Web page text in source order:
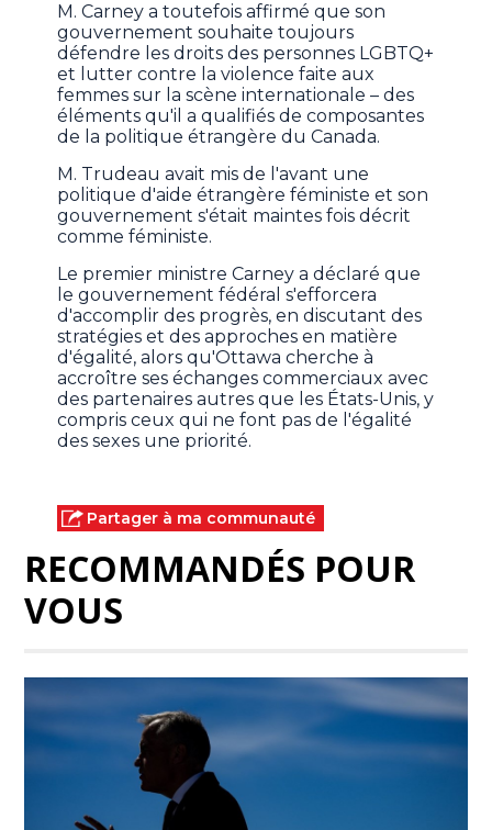
M. Carney a toutefois affirmé que son
gouvernement souhaite toujours
défendre les droits des personnes LGBTQ+
et lutter contre la violence faite aux
femmes sur la scène internationale – des
éléments qu'il a qualifiés de composantes
de la politique étrangère du Canada.
M. Trudeau avait mis de l'avant une
politique d'aide étrangère féministe et son
gouvernement s'était maintes fois décrit
comme féministe.
Le premier ministre Carney a déclaré que
le gouvernement fédéral s'efforcera
d'accomplir des progrès, en discutant des
stratégies et des approches en matière
d'égalité, alors qu'Ottawa cherche à
accroître ses échanges commerciaux avec
des partenaires autres que les États-Unis, y
compris ceux qui ne font pas de l'égalité
des sexes une priorité.
Partager à ma communauté
RECOMMANDÉS POUR
VOUS